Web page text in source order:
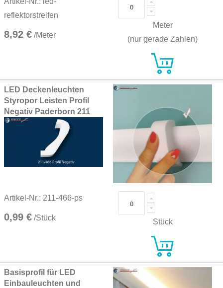
reflektorstreifen
8,92 € /Meter
Meter
(nur gerade Zahlen)
LED Deckenleuchten
Styropor Leisten Profil
Negativ Paderborn 211
Artikel-Nr.: 211-466-ps
0,99 € /Stück Stück
Basisprofil für LED
Einbauleuchten und